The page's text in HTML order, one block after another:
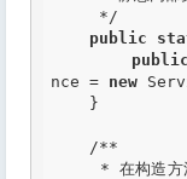
     */
public
public
nce = new
/**